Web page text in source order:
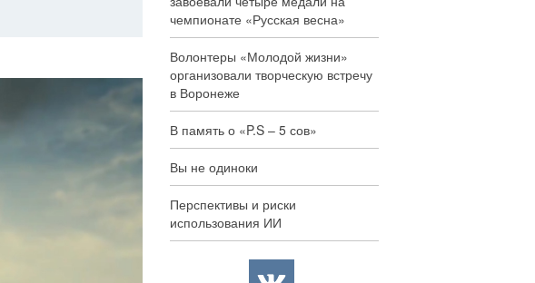
чемпионате «Русская весна»
Волонтеры «Молодой жизни»
организовали творческую встречу
в Воронеже
В память о «P.S – 5 сов»
Вы не одиноки
Перспективы и риски
использования ИИ